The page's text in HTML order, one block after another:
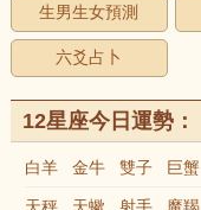
生男生女預測
六爻占卜
12星座今日運勢：
白羊 金牛 雙子 巨蟹